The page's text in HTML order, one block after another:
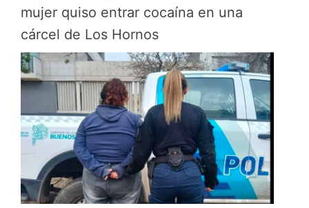
mujer quiso entrar cocaína en una
cárcel de Los Hornos